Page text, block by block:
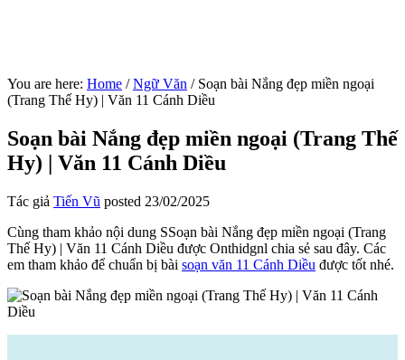
You are here: Home / Ngữ Văn /Soạn bài Nắng đẹp miền ngoại
(Trang Thế Hy) | Văn 11 Cánh Diều
Soạn bài Nắng đẹp miền ngoại (Trang Thế
Hy) | Văn 11 Cánh Diều
Tác giả Tiến Vũ posted 23/02/2025
Cùng tham khảo nội dung SSoạn bài Nắng đẹp miền ngoại (Trang
Thế Hy) | Văn 11 Cánh Diều được Onthidgnl chia sẻ sau đây. Các
em tham khảo để chuẩn bị bài soạn văn 11 Cánh Diều được tốt nhé.